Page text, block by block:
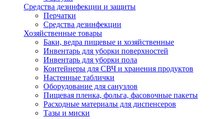
Средства дезинфекции и защиты
Перчатки
Средства дезинфекции
Хозяйственные товары
Баки, ведра пищевые и хозяйственные
Инвентарь для уборки поверхностей
Инвентарь для уборки пола
Контейнеры для СВЧ и хранения продуктов
Настенные таблички
Оборудование для санузлов
Пищевая пленка, фольга, фасовочные пакеты
Расходные материалы для диспенсеров
Тазы и миски